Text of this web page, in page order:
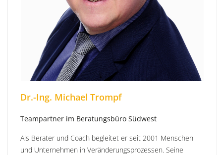
Dr.-Ing. Michael Trompf
Teampartner im Beratungsbüro Südwest
Als Berater und Coach begleitet er seit 2001 Menschen
und Unternehmen in Veränderungsprozessen. Seine